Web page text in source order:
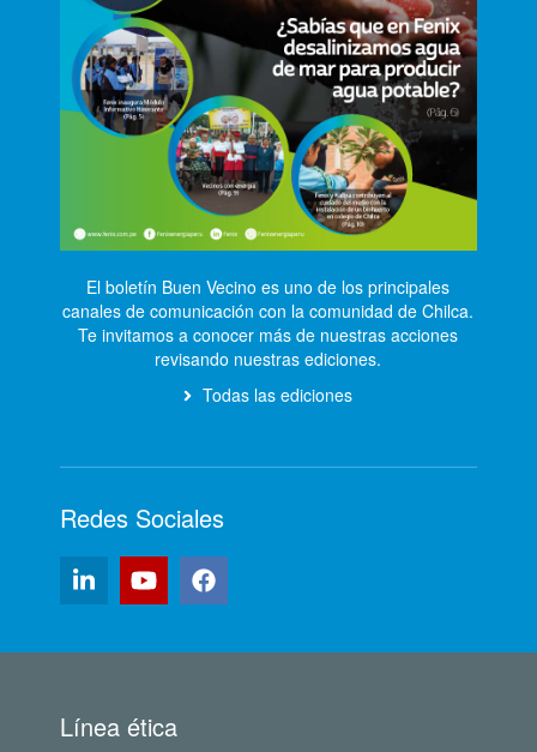
El boletín Buen Vecino es uno de los principales
canales de comunicación con la comunidad de Chilca.
Te invitamos a conocer más de nuestras acciones
revisando nuestras ediciones.
Todas las ediciones
Redes Sociales
Línea ética